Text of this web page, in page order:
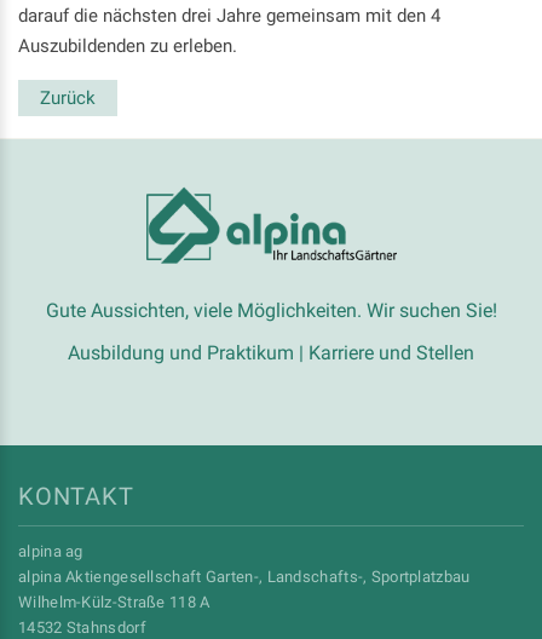
darauf die nächsten drei Jahre gemeinsam mit den 4
Auszubildenden zu erleben.
Zurück
Gute Aussichten, viele Möglichkeiten. Wir suchen Sie!
Ausbildung und Praktikum | Karriere und Stellen
KONTAKT
alpina ag
alpina Aktiengesellschaft Garten-, Landschafts-, Sportplatzbau
Wilhelm-Külz-Straße 118 A
14532 Stahnsdorf